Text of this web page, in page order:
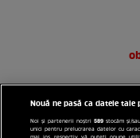
Nouă ne pasă ca datele
Noi și partenerii noștri589 stocăm și/
unici pentru prelucrarea datelor cu